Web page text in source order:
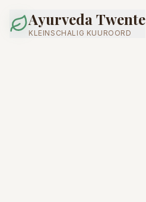
Ayurveda Twente
KLEINSCHALIG KUUROORD